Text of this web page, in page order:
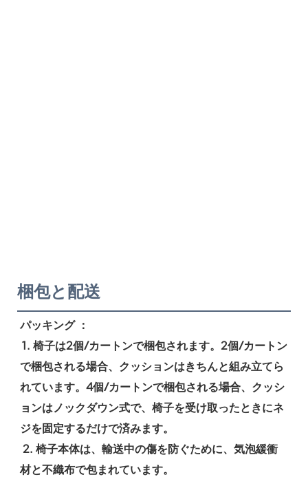
梱包と配送
パッキング ：
1. 椅子は2個/カートンで梱包されます。2個/カートン
で梱包される場合、クッションはきちんと組み立てら
れています。4個/カートンで梱包される場合、クッシ
ョンはノックダウン式で、椅子を受け取ったときにネ
ジを固定するだけで済みます。
材と不織布で包まれています。